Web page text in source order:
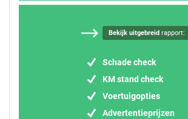
Bekijk uitgebreidrapport:
Schade check
KM stand check
Voertuigopties
Advertentieprijzen